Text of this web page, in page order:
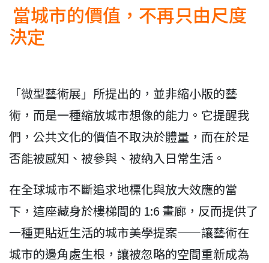
當城市的價值，不再只由尺度
決定
「微型藝術展」所提出的，並非縮小版的藝
術，而是一種縮放城市想像的能力。它提醒我
們，公共文化的價值不取決於體量，而在於是
否能被感知、被參與、被納入日常生活。
在全球城市不斷追求地標化與放大效應的當
下，這座藏身於樓梯間的 1:6 畫廊，反而提供了
一種更貼近生活的城市美學提案——讓藝術在
城市的邊角處生根，讓被忽略的空間重新成為